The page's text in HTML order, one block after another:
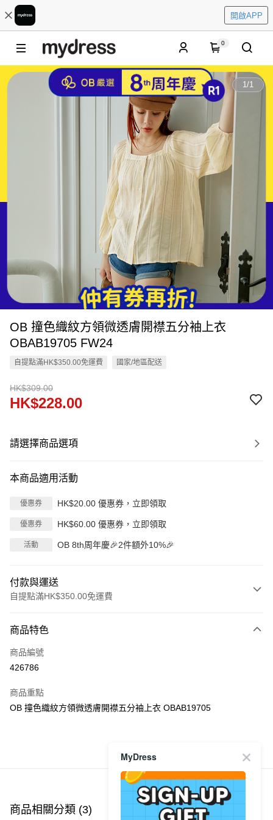
開啟APP
0
1/1
OB 撞色織紋方領微透膚開襟五分袖上衣
OBAB19705 FW24
自提點滿HK$350.00免運費 國家/地區配送
HK$309.00
HK$228.00
請選擇商品選項
本商品適用活動
優惠券 HK$20.00 優惠券，立即領取
優惠券 HK$60.00 優惠券，立即領取
活動 OB 8th周年慶🎉2件額外10%🎉
付款與運送
自提點滿HK$350.00免運費
信用卡
Apple Pay
PayMe
每筆HK$40.00，滿HK$350.00或以上免運費
付款後順豐站及營業點
商品特色
商品編號
426786
商品重點
OB 撞色織紋方領微透膚開襟五分袖上衣 OBAB19705
商品推薦
商品相關分類 (3)
MyDress